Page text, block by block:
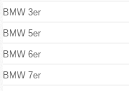
BMW 3er
BMW 5er
BMW 6er
BMW 7er